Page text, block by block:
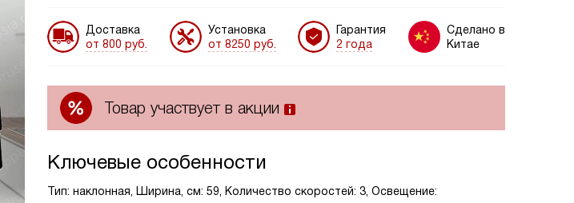
Доставка
от 800 руб.
Установка
от 8250 руб.
Гарантия
2 года
Сделано в
Китае
Товар участвует в акции
Ключевые особенности
Тип: наклонная, Ширина, см: 59, Количество скоростей: 3, Освещение: